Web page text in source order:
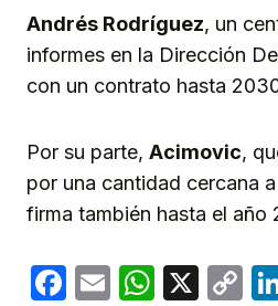
Andrés Rodríguez, un
informes en la Dirección
con un contrato hasta
Por su parte, Acimovic,
por una cantidad cercana
firma también hasta el año
Facebook
Email X